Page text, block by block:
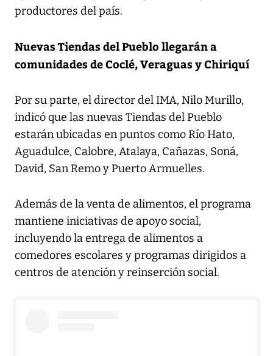
productores del país.
Nuevas Tiendas del Pueblo llegarán a
comunidades de Coclé, Veraguas y Chiriquí
Por su parte, el director del IMA, Nilo Murillo,
indicó que las nuevas Tiendas del Pueblo
estarán ubicadas en puntos como Río Hato,
Aguadulce, Calobre, Atalaya, Cañazas, Soná,
David, San Remo y Puerto Armuelles.
Además de la venta de alimentos, el programa
mantiene iniciativas de apoyo social,
incluyendo la entrega de alimentos a
comedores escolares y programas dirigidos a
centros de atención y reinserción social.